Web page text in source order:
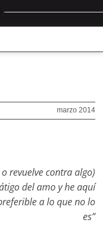
marzo 2014
revuelve contra algo)
del amo y he aquí
a lo que no lo
es”